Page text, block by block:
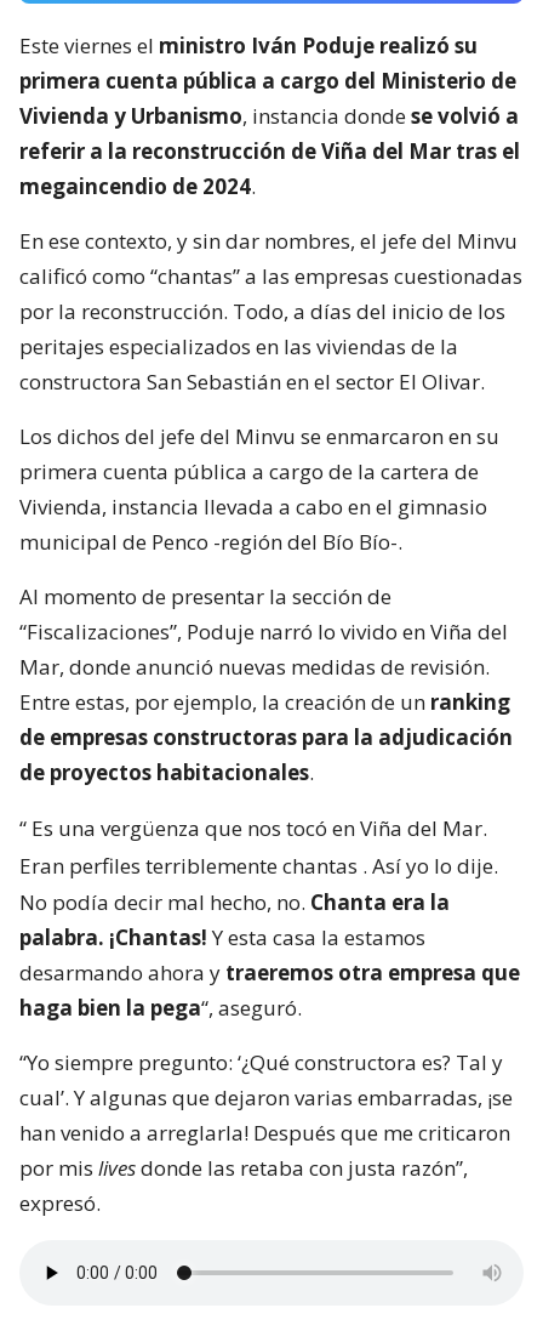
Este viernes el ministro Iván Poduje realizó su
primera cuenta pública a cargo del Ministerio de
Vivienda y Urbanismo, instancia dondese volvió a
referir a la reconstrucción de Viña del Mar tras el
megaincendio de 2024.
En ese contexto, y sin dar nombres, el jefe del Minvu
calificó como “chantas” a las empresas cuestionadas
por la reconstrucción. Todo, a días del inicio de los
peritajes especializados en las viviendas de la
constructora San Sebastián en el sector El Olivar.
Los dichos del jefe del Minvu se enmarcaron en su
primera cuenta pública a cargo de la cartera de
Vivienda, instancia llevada a cabo en el gimnasio
municipal de Penco -región del Bío Bío-.
Al momento de presentar la sección de
“Fiscalizaciones”, Poduje narró lo vivido en Viña del
Mar, donde anunció nuevas medidas de revisión.
Entre estas, por ejemplo, la creación de un ranking
de empresas constructoras para la adjudicación
de proyectos habitacionales.
“ Es una vergüenza que nos tocó en Viña del Mar.
Eran perfiles terriblemente chantas . Así yo lo dije.
No podía decir mal hecho, no. Chanta era la
palabra. ¡Chantas!Y esta casa la estamos
desarmando ahora y traeremos otra empresa que
haga bien la pega“, aseguró.
“Yo siempre pregunto: ‘¿Qué constructora es? Tal y
cual’. Y algunas que dejaron varias embarradas, ¡se
han venido a arreglarla! Después que me criticaron
por mis livesdonde las retaba con justa razón”,
expresó.